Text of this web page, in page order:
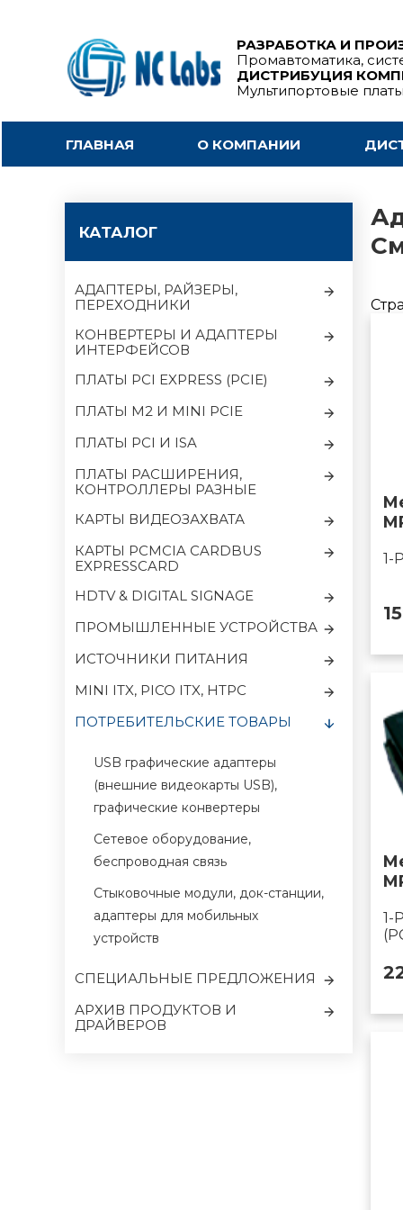
РАЗРАБОТКА И
Промавтоматика,
ДИСТРИБУЦИЯ
Мультипортовые
ГЛАВНАЯ О КОМПАНИИ
КАТАЛОГ
АДАПТЕРЫ, РАЙЗЕРЫ,
ПЕРЕХОДНИКИ
КОНВЕРТЕРЫ И АДАПТЕРЫ
ИНТЕРФЕЙСОВ
ПЛАТЫ PCI EXPRESS (PCIE)
ПЛАТЫ M2 И MINI PCIE
ПЛАТЫ PCI И ISA
ПЛАТЫ РАСШИРЕНИЯ,
КОНТРОЛЛЕРЫ РАЗНЫЕ
КАРТЫ ВИДЕОЗАХВАТА
КАРТЫ PCMCIA CARDBUS
EXPRESSCARD
HDTV & DIGITAL SIGNAGE
ПРОМЫШЛЕННЫЕ УСТРОЙСТВА
ИСТОЧНИКИ ПИТАНИЯ
MINI ITX, PICO ITX, HTPC
ПОТРЕБИТЕЛЬСКИЕ ТОВАРЫ
USB графические адаптеры
(внешние видеокарты USB),
графические конвертеры
Сетевое оборудование,
беспроводная связь
Cтыковочные модули, док-станции,
адаптеры для мобильных
устройств
CПЕЦИАЛЬНЫЕ ПРЕДЛОЖЕНИЯ
АРХИВ ПРОДУКТОВ И
ДРАЙВЕРОВ
1-
1-